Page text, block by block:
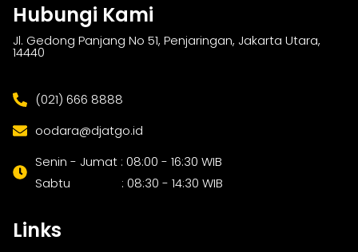
Hubungi Kami
Jl. Gedong Panjang No 51, Penjaringan, Jakarta Utara,
14440
(021) 666 8888
oodara@djatgo.id
Senin - Jumat : 08:00 - 16:30 WIB
Sabtu : 08:30 - 14:30 WIB
Links